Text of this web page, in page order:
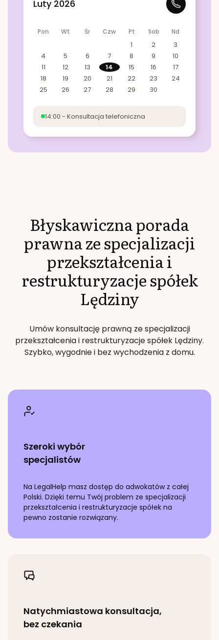
Luty 2026
Pon Wt Śr Czw Pt Sob Nd
1 2
3
4
5 6 7 8 9
10
11
12 13 14 15 16
17
18
19 20 21 22 23
24
25
26 27 28 29 30
14:00 - Konsultacja telefoniczna
Błyskawiczna porada
prawna ze specjalizacji
przekształcenia i
restrukturyzacje spółek
Lędziny
Umów konsultację prawną ze specjalizacji
przekształcenia i restrukturyzacje spółek Lędziny.
Szybko, wygodnie i bez wychodzenia z domu.
Szeroki wybór
specjalistów
Na LegalHelp masz dostęp do adwokatów z całej
Polski. Dzięki temu Twój problem ze specjalizacji
przekształcenia i restrukturyzacje spółek na
pewno zostanie rozwiązany.
Natychmiastowa konsultacja,
bez czekania